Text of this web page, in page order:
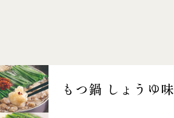
もつ鍋 しょうゆ味